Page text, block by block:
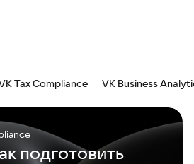
Tax Compliance VK Business
подготовить